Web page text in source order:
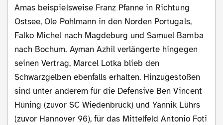
Amas beispielsweise Franz Pfanne in Richtung
Ostsee, Ole Pohlmann in den Norden Portugals,
Falko Michel nach Magdeburg und Samuel Bamba
nach Bochum. Ayman Azhil verlängerte hingegen
seinen Vertrag, Marcel Lotka blieb den
Schwarzgelben ebenfalls erhalten. Hinzugestoßen
sind unter anderem für die Defensive Ben Vincent
Hüning (zuvor SC Wiedenbrück) und Yannik Lührs
(zuvor Hannover 96), für das Mittelfeld Antonio Foti